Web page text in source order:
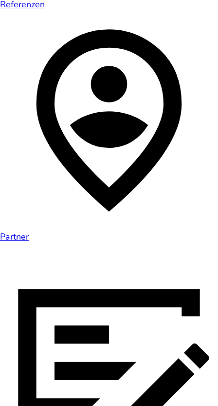
Referenzen
Partner